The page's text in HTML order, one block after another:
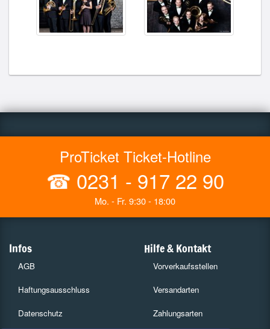
ProTicket Ticket-Hotline
☎ 0231 - 917 22 90
Mo. - Fr. 9:30 - 18:00
Infos
AGB
Haftungsausschluss
Datenschutz
Hilfe & Kontakt
Vorverkaufsstellen
Versandarten
Zahlungsarten